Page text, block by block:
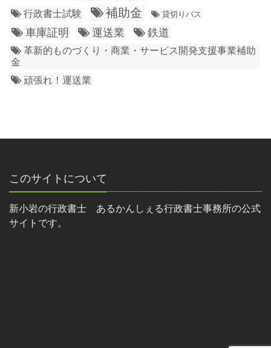
行政書士試験 補助金 貸切りバス
車庫証明 運送業 鉄道
革新的ものづくり・商業・サービス開発支援事業補助
金
頑張れ！運送業
このサイトについて
新小岩の行政書士 あるかんしぇる行政書士事務所の公式
サイトです。